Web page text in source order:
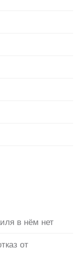
в нём нет
от